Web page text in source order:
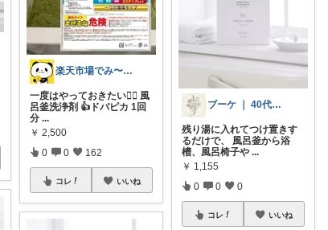
楽天市場でみ〜つけた💡🉐
一度はやっておきたい🙆‍♀️ 風
呂釜洗浄剤 👍ドバピカ 1回
分 ...
￥ 2,500
0 0 162
コレ いいね
ブーケ ｜ 40代からの無理しない衣食住
残り湯に入れてつけ置きす
るだけで、 風呂釜から浴
槽、風呂椅子や ...
￥ 1,155
0 0 0
コレ いいね